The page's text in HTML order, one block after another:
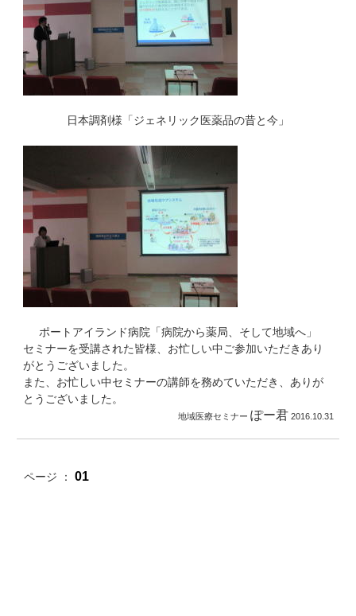
日本調剤様「ジェネリック医薬品の昔と今」
ポートアイランド病院「病院から薬局、そして地域へ」
セミナーを受講された皆様、お忙しい中ご参加いただきあり
がとうございました。
また、お忙しい中セミナーの講師を務めていただき、ありが
とうございました。
地域医療セミナー ぽー君 2016.10.31
ページ ： 01